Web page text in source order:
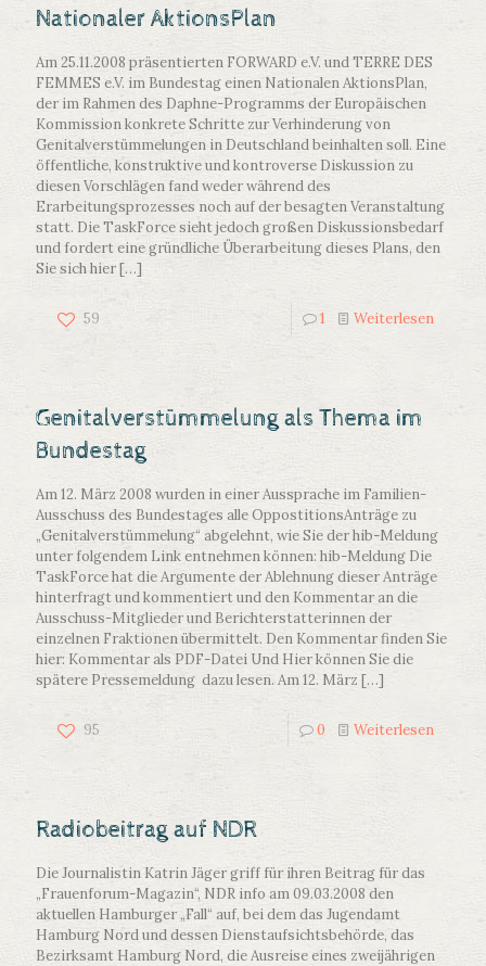
Nationaler AktionsPlan
Am 25.11.2008 präsentierten FORWARD e.V. und TERRE DES
FEMMES e.V. im Bundestag einen Nationalen AktionsPlan,
der im Rahmen des Daphne-Programms der Europäischen
Kommission konkrete Schritte zur Verhinderung von
Genitalverstümmelungen in Deutschland beinhalten soll. Eine
öffentliche, konstruktive und kontroverse Diskussion zu
diesen Vorschlägen fand weder während des
Erarbeitungsprozesses noch auf der besagten Veranstaltung
statt. Die TaskForce sieht jedoch großen Diskussionsbedarf
und fordert eine gründliche Überarbeitung dieses Plans, den
Sie sich hier[…]
59 1 Weiterlesen
Genitalverstümmelung als Thema im
Bundestag
Am 12. März 2008 wurden in einer Aussprache im Familien-
Ausschuss des Bundestages alle OppostitionsAnträge zu
„Genitalverstümmelung“ abgelehnt, wie Sie der hib-Meldung
unter folgendem Link entnehmen können: hib-Meldung Die
TaskForce hat die Argumente der Ablehnung dieser Anträge
hinterfragt und kommentiert und den Kommentar an die
Ausschuss-Mitglieder und Berichterstatterinnen der
einzelnen Fraktionen übermittelt. Den Kommentar finden Sie
hier: Kommentar als PDF-Datei Und Hier können Sie die
spätere Pressemeldung dazu lesen. Am 12. März […]
95 0 Weiterlesen
Radiobeitrag auf NDR
Die Journalistin Katrin Jäger griff für ihren Beitrag für das
„Frauenforum-Magazin“, NDR info am 09.03.2008 den
aktuellen Hamburger „Fall“ auf, bei dem das Jugendamt
Hamburg Nord und dessen Dienstaufsichtsbehörde, das
Bezirksamt Hamburg Nord, die Ausreise eines zweijährigen